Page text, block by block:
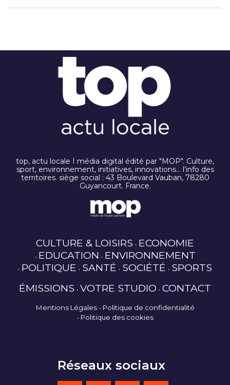
top, actu locale I média digital édité par "MOP". Culture,
sport, environnement, initiatives, innovations… l’info des
territoires. siège social : 43 Boulevard Vauban, 78280
Guyancourt. France.
CULTURE & LOISIRS ECONOMIE
EDUCATION ENVIRONNEMENT
POLITIQUE SANTÉ SOCIÉTÉ SPORTS
ÉMISSIONS VOTRE STUDIO CONTACT
Mentions Légales
Politique de confidentialité
Politique des cookies
Réseaux sociaux